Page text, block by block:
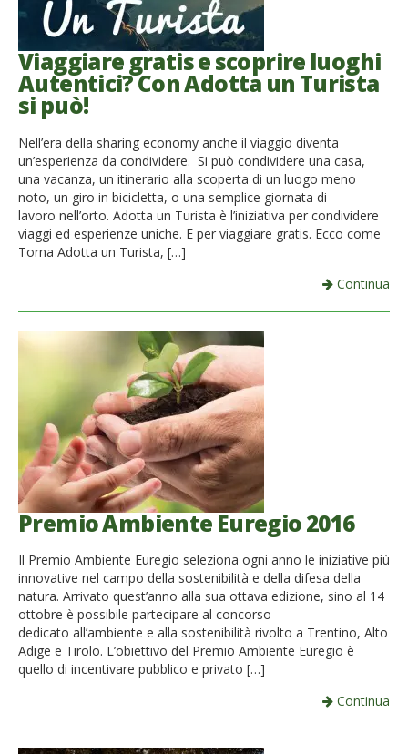
Viaggiare gratis e scoprire luoghi
Autentici? Con Adotta un Turista
si può!
Nell’era della sharing economy anche il viaggio diventa
un’esperienza da condividere. Si può condividere una casa,
una vacanza, un itinerario alla scoperta di un luogo meno
noto, un giro in bicicletta, o una semplice giornata di
lavoro nell’orto. Adotta un Turista è l’iniziativa per condividere
viaggi ed esperienze uniche. E per viaggiare gratis. Ecco come
Torna Adotta un Turista, […]
Continua
Premio Ambiente Euregio 2016
Il Premio Ambiente Euregio seleziona ogni anno le iniziative più
innovative nel campo della sostenibilità e della difesa della
natura. Arrivato quest’anno alla sua ottava edizione, sino al 14
ottobre è possibile partecipare al concorso
dedicato all’ambiente e alla sostenibilità rivolto a Trentino, Alto
Adige e Tirolo. L’obiettivo del Premio Ambiente Euregio è
quello di incentivare pubblico e privato […]
Continua